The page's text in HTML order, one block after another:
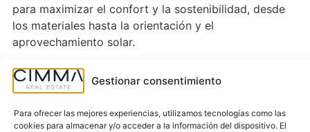
Gestionar consentimiento
Para ofrecer las mejores experiencias, utilizamos tecnologías como las
cookies para almacenar y/o acceder a la información del dispositivo. El
para maximizar el confort y la sostenibilidad, desde
los materiales hasta la orientación y el
aprovechamiento solar.
Su terraza y piscina privada son una invitación diaria
a disfrutar del sol, con casi 300 días al año de cielo
despejado. Vivir en Villa Nara es elegir una vida
práctica, conectada con el entorno y pensada para